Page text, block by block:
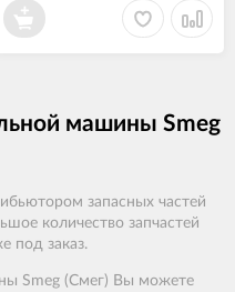
машины Smeg
запасных частей
количество запчастей
под заказ.
Smeg (Смег) Вы можете